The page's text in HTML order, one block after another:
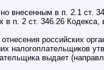
внесенным в п. 2.1 ст.
в п. 2 ст. 346.26
отнесения российских
налогоплательщиков
выдает